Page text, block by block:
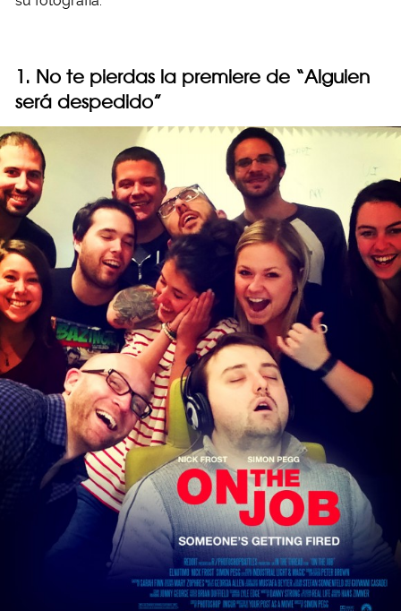
1. No te pierdas la premiere de “Alguien
será despedido”